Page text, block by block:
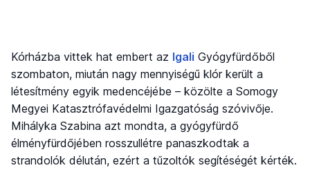
Kórházba vittek hat embert az Igali Gyógyfürdőből
szombaton, miután nagy mennyiségű klór került a
létesítmény egyik medencéjébe – közölte a Somogy
Megyei Katasztrófavédelmi Igazgatóság szóvivője.
Mihályka Szabina azt mondta, a gyógyfürdő
élményfürdőjében rosszullétre panaszkodtak a
strandolók délután, ezért a tűzoltók segítéségét kérték.